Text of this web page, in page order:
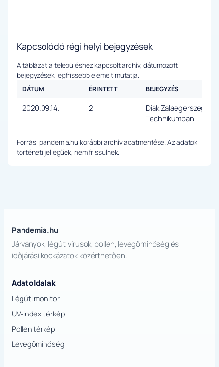
Kapcsolódó régi helyi bejegyzések
A táblázat a településhez kapcsolt archív, dátumozott
bejegyzések legfrissebb elemeit mutatja.
DÁTUM ÉRINTETT BEJEGYZÉS
2020.09.14. 2
Diák Zalaegerszegen
Technikumban
Forrás: pandemia.hu korábbi archív adatmentése. Az adatok
történeti jellegűek, nem frissülnek.
Pandemia.hu
Járványok, légúti vírusok, pollen, levegőminőség és
időjárási kockázatok közérthetően.
Adatoldalak
Légúti monitor
UV-index térkép
Pollen térkép
Levegőminőség